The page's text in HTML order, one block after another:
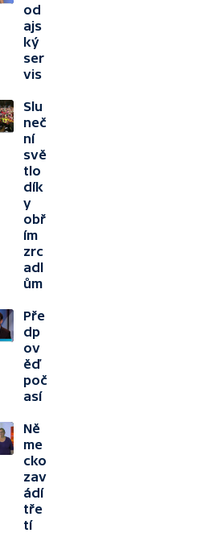
od
ajs
ký
ser
vis
Slu
neč
ní
svě
tlo
dík
y
obř
ím
zrc
adl
ům
Pře
dp
ov
ěď
poč
así
Ně
me
cko
zav
ádí
tře
tí